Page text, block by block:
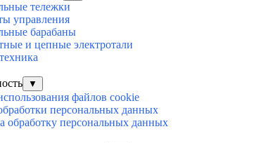
тележки
управления
барабаны
и цепные электротали
▼
файлов cookie
персональных данных
обработку персональных данных